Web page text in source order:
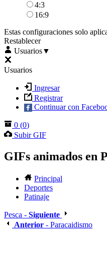
4:3
16:9
Estas configuraciones solo
Restablecer
Usuarios▼
Usuarios
Ingresar
Registrar
Continuar con
0 (0)
Subir GIF
GIFs animados en
Principal
Deportes
Patinaje
Pesca - Siguiente
Anterior - Paracaidismo